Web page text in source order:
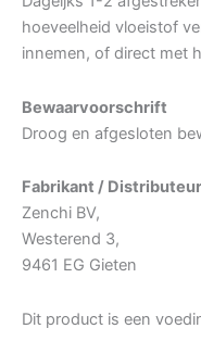
hoeveelheid vloeistof
innemen, of direct met
Bewaarvoorschrift
Droog en afgesloten
Fabrikant / Distributeur
Zenchi BV,
Westerend 3,
9461 EG Gieten
Dit product is een